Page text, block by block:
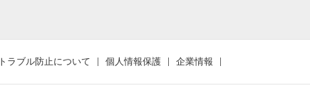
トラブル防止について 個人情報保護 企業情報